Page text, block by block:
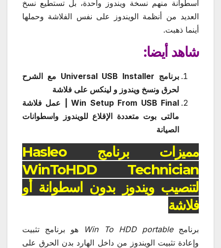
اسطوانة منهم نسخة ويندوز واحدة، بل تستطيع نسخ
العديد من أنظمة الويندوز على نفس الفلاشة وحملها
أينما ذهبت.
شاهد أيضا:
برنامج Universal USB Installer مع الشرح
لحرق ونسخ ويندوز و لينكس على فلاشة
Win Setup From USB Final | عمل فلاشة
مالتى بوت متعددة الإقلاع للويندوز واسطوانات
الصيانة
مميزات برنامج Hasleo
WinToHDD Technician
لتنصيب ويندوز بدون اسطوانة أو
فلاشة
برنامجWin To HDD portable
هو برنامج تثبيت
وإعادة تثبيت الويندوز من داخل الهارد بدن الحرق على